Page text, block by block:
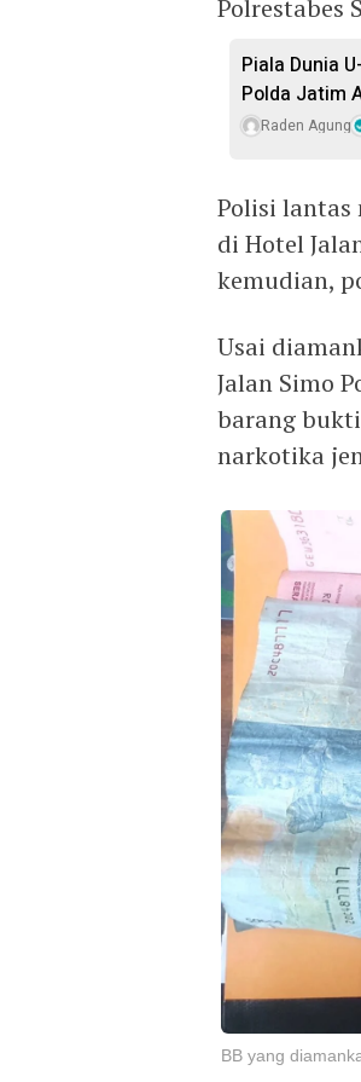
Polrestabes
Piala Dunia
Polda Jatim
Raden Agung
Polisi lantas
di Hotel
kemudian,
Usai
Jalan Simo
barang
narkotika
BB yang